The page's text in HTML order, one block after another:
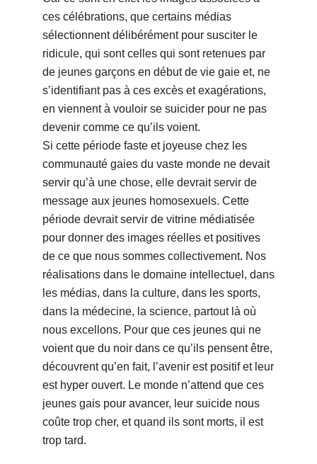
ces célébrations, que certains médias
sélectionnent délibérément pour susciter le
ridicule, qui sont celles qui sont retenues par
de jeunes garçons en début de vie gaie et, ne
s’identifiant pas à ces excès et exagérations,
en viennent à vouloir se suicider pour ne pas
devenir comme ce qu’ils voient.
Si cette période faste et joyeuse chez les
communauté gaies du vaste monde ne devait
servir qu’à une chose, elle devrait servir de
message aux jeunes homosexuels. Cette
période devrait servir de vitrine médiatisée
pour donner des images réelles et positives
de ce que nous sommes collectivement. Nos
réalisations dans le domaine intellectuel, dans
les médias, dans la culture, dans les sports,
dans la médecine, la science, partout là où
nous excellons. Pour que ces jeunes qui ne
voient que du noir dans ce qu’ils pensent être,
découvrent qu’en fait, l’avenir est positif et leur
est hyper ouvert. Le monde n’attend que ces
jeunes gais pour avancer, leur suicide nous
coûte trop cher, et quand ils sont morts, il est
trop tard.